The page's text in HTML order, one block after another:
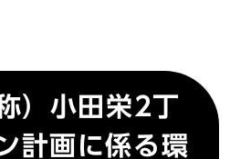
）小田栄2丁
計画に係る環